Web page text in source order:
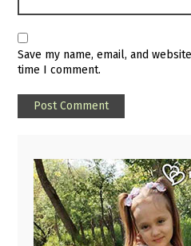
Save my name, email, and
time I comment.